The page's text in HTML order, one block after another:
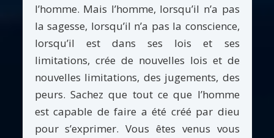
l’homme. Mais l’homme, lorsqu’il n’a pas
la sagesse, lorsqu’il n’a pas la conscience,
lorsqu’il est dans ses lois et ses
limitations, crée de nouvelles lois et de
nouvelles limitations, des jugements, des
peurs. Sachez que tout ce que l’homme
est capable de faire a été créé par dieu
pour s’exprimer. Vous êtes venus vous